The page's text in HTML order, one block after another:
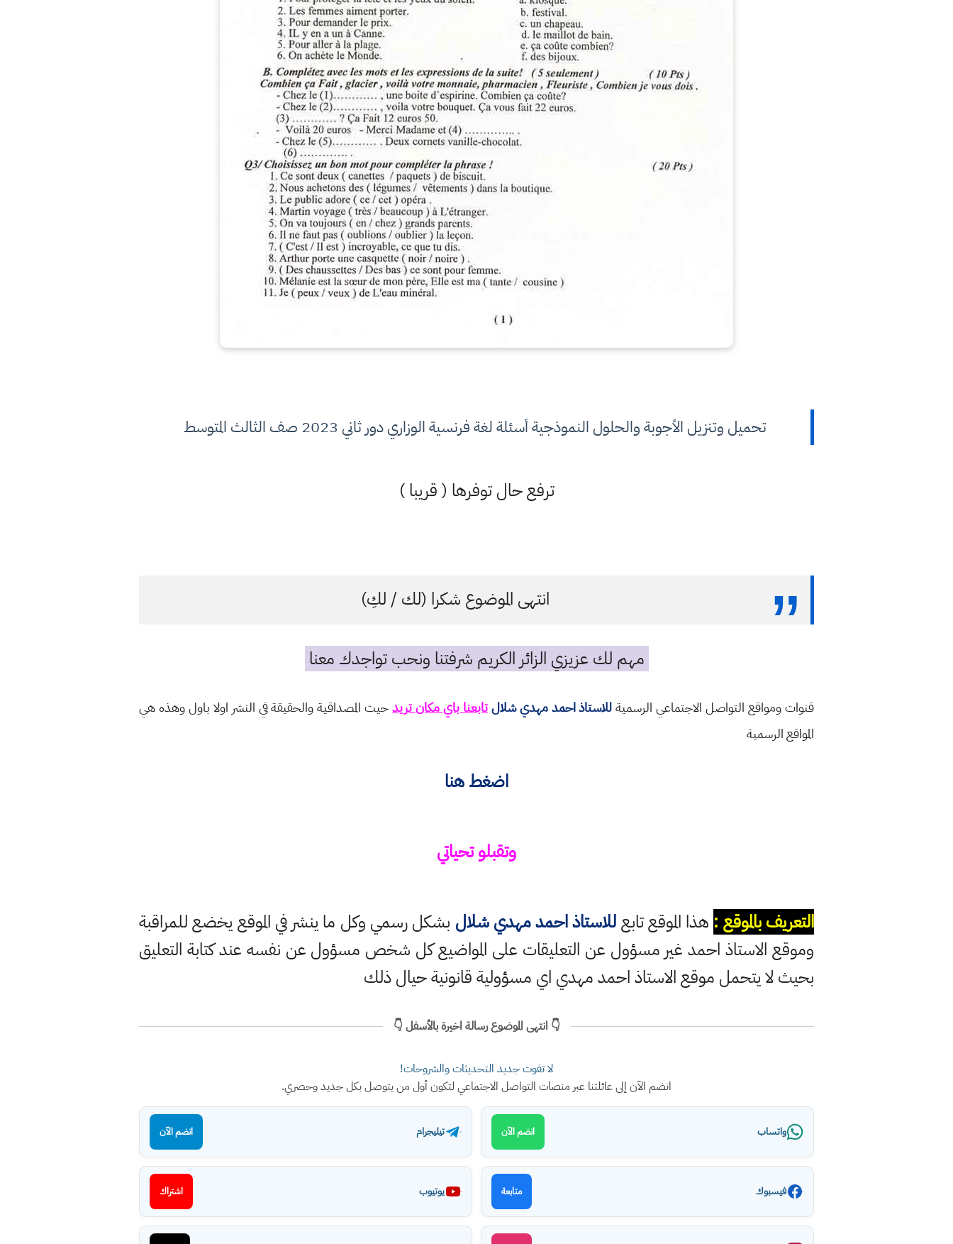
تحميل وتنزيل الأجوبة والحلول النموذجية أسئلة لغة فرنسية الوزاري دور ثاني 2023 صف الثالث المتوسط
ترفع حال توفرها ( قريبا )
انتهى الموضوع شكرا (لك / لكِ)
مهم لك عزيزي الزائر الكريم شرفتنا ونحب تواجدك معنا
قنوات ومواقع التواصل الاجتماعي الرسميةللاستاذ احمد مهدي شلالتابعنا باي مكان تريدحيث المصداقية والحقيقة في النشر اولا باول وهذه هي
المواقع الرسمية
اضغط هنا
وتقبلو تحياتي
التعريف بالموقع : هذا الموقع تابعللاستاذ احمد مهدي شلال بشكل رسمي وكل ما ينشر في الموقع يخضع للمراقبة
وموقع الاستاذ احمد غير مسؤول عن التعليقات على المواضيع كل شخص مسؤول عن نفسه عند كتابة التعليق
بحيث لا يتحمل موقع الاستاذ احمد مهدي اي مسؤولية قانونية حيال ذلك
👇 انتهى الموضوع رسالة اخيرة بالأسفل 👇
لا تفوت جديد التحديثات والشروحات!
انضم الآن إلى عائلتنا عبر منصات التواصل الاجتماعي لتكون أول من يتوصل بكل جديد وحصري.
واتساب انضم الآن تيليجرام انضم الآن
فيسبوك متابعة يوتيوب اشتراك